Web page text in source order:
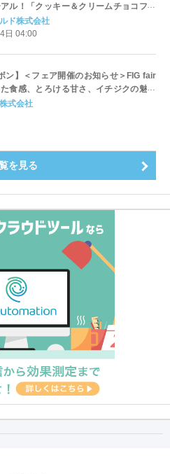
ル！「クッキー＆クリームチョコフラ
ースムージー」8月5日（水）から販売
ド株式会社
日 04:00
ン】＜フェア開催のお知らせ＞FIG fair
食感、とろける甘さ、イチジクの魅力
新作を含め、イチジク尽くしの全4種が
木）スタート
式会社
を見る